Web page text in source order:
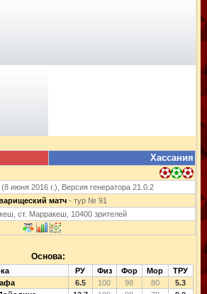
Хассания
июня 2016 г.), Версия генератора 21.0.2
матч- тур № 91
ст. Марракеш, 10400 зрителей
Основа:
РУ Физ Фор Мор
ТРУ
6.5 100 98 80
5.3